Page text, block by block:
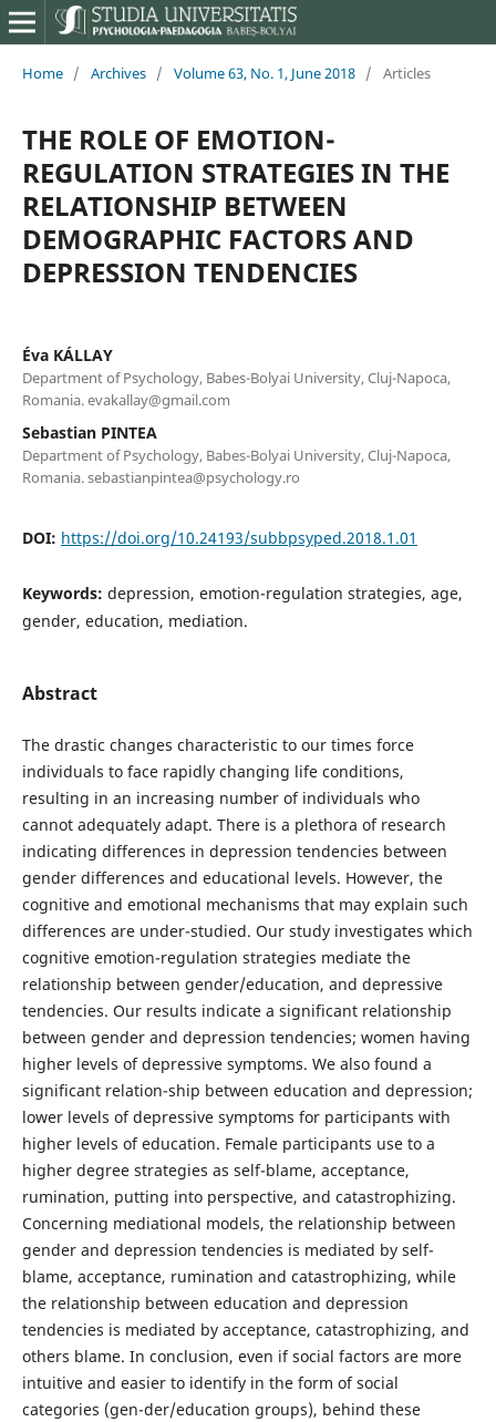
Home / Archives / Volume 63, No. 1, June 2018 / Articles
THE ROLE OF EMOTION-
REGULATION STRATEGIES IN THE
RELATIONSHIP BETWEEN
DEMOGRAPHIC FACTORS AND
DEPRESSION TENDENCIES
Éva KÁLLAY
Department of Psychology, Babes-Bolyai University, Cluj-Napoca,
Romania. evakallay@gmail.com
Sebastian PINTEA
Department of Psychology, Babes-Bolyai University, Cluj-Napoca,
Romania. sebastianpintea@psychology.ro
DOI: https://doi.org/10.24193/subbpsyped.2018.1.01
Keywords: depression, emotion-regulation strategies, age,
gender, education, mediation.
Abstract
The drastic changes characteristic to our times force
individuals to face rapidly changing life conditions,
resulting in an increasing number of individuals who
cannot adequately adapt. There is a plethora of research
indicating differences in depression tendencies between
gender differences and educational levels. However, the
cognitive and emotional mechanisms that may explain such
differences are under-studied. Our study investigates which
cognitive emotion-regulation strategies mediate the
relationship between gender/education, and depressive
tendencies. Our results indicate a significant relationship
between gender and depression tendencies; women having
higher levels of depressive symptoms. We also found a
significant relation-ship between education and depression;
lower levels of depressive symptoms for participants with
higher levels of education. Female participants use to a
higher degree strategies as self-blame, acceptance,
rumination, putting into perspective, and catastrophizing.
Concerning mediational models, the relationship between
gender and depression tendencies is mediated by self-
blame, acceptance, rumination and catastrophizing, while
the relationship between education and depression
tendencies is mediated by acceptance, catastrophizing, and
others blame. In conclusion, even if social factors are more
intuitive and easier to identify in the form of social
categories (gen-der/education groups), behind these